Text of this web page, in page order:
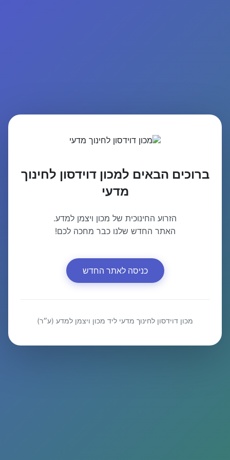
ברוכים הבאים למכון דוידסון לחינוך
מדעי
הזרוע החינוכית של מכון ויצמן למדע.
האתר החדש שלנו כבר מחכה לכם!
כניסה לאתר החדש
מכון דוידסון לחינוך מדעי ליד מכון ויצמן למדע (ע״ר)